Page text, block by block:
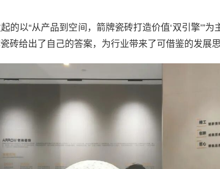
的以“从产品到空间，箭牌瓷砖打造价值‘双引擎’”
砖给出了自己的答案，为行业带来了可借鉴的发展思